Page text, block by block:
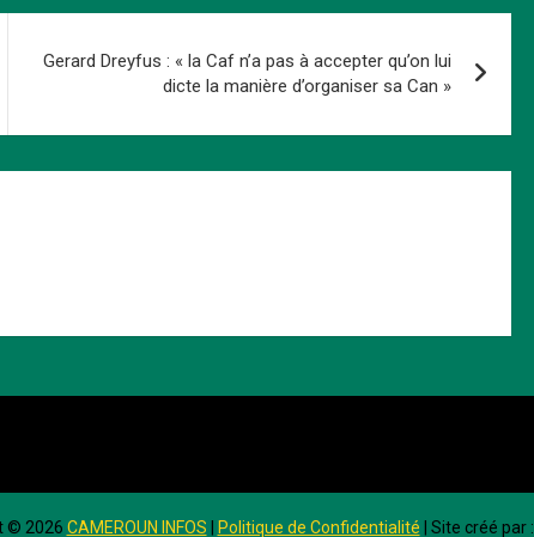
Gerard Dreyfus : « la Caf n’a pas à accepter qu’on lui
dicte la manière d’organiser sa Can »
© 2026 CAMEROUN INFOS | Politique de Confidentialité | Site créé par :